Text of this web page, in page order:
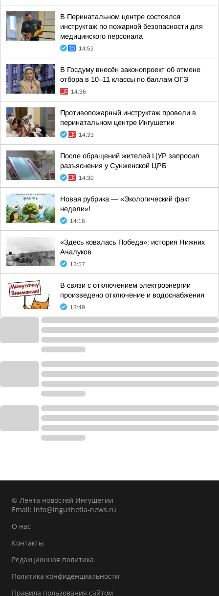
В Перинатальном центре состоялся
инструктаж по пожарной безопасности для
медицинского персонала
14:52
В Госдуму внесён законопроект об отмене
отбора в 10–11 классы по баллам ОГЭ
14:36
Противопожарный инструктаж провели в
перинатальном центре Ингушетии
14:33
После обращений жителей ЦУР запросил
разъяснения у Сунженской ЦРБ
14:30
Новая рубрика — «Экологический факт
недели»!
14:16
«Здесь ковалась Победа»: история Нижних
Ачалуков
13:57
В связи с отключением электроэнергии
произведено отключение и водоснабжения
13:49
© Лента новостей Ингушетии
Email: info@ingushetia-news.ru
О нас
Контакты
Редакционная политика
Политика конфиденциальности
Правила пользования сайтом